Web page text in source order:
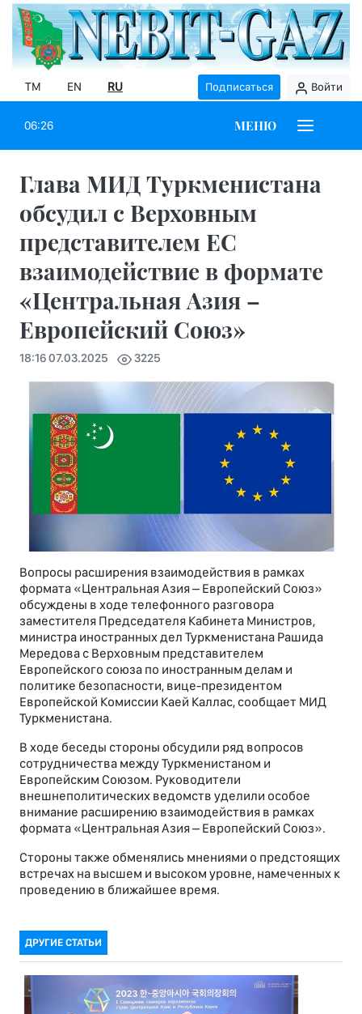
TM EN RU Подписаться Войти
06:26 МЕНЮ
Глава МИД Туркменистана
обсудил с Верховным
представителем ЕС
взаимодействие в формате
«Центральная Азия –
Европейский Союз»
18:16 07.03.2025 3225
Вопросы расширения взаимодействия в рамках
формата «Центральная Азия – Европейский Союз»
обсуждены в ходе телефонного разговора
заместителя Председателя Кабинета Министров,
министра иностранных дел Туркменистана Рашида
Мередова с Верховным представителем
Европейского союза по иностранным делам и
политике безопасности, вице-президентом
Европейской Комиссии Каей Каллас, сообщает МИД
Туркменистана.
В ходе беседы стороны обсудили ряд вопросов
сотрудничества между Туркменистаном и
Европейским Союзом. Руководители
внешнеполитических ведомств уделили особое
внимание расширению взаимодействия в рамках
формата «Центральная Азия – Европейский Союз».
Стороны также обменялись мнениями о предстоящих
встречах на высшем и высоком уровне, намеченных к
проведению в ближайшее время.
ДРУГИЕ СТАТЬИ